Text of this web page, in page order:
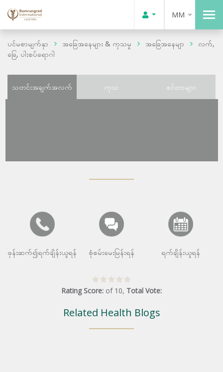
MM
ပင်မစာမျက်နှာ အခြေအနေများ & ကုသမှု အခြေအနေမျာ
လက်,
ခြေ, ပါးစပ်ရောဂါ
သတင်းအချက်အလက် ကုသ စင်တာများ
ဖုန်းဆက်၍ရက်ချိန်းယူရန် စုံစမ်းမေးမြန်းရန် ရက်ချိန်းယူရန်
Rating Score: of 10, Total Vote:
Related Health Blogs